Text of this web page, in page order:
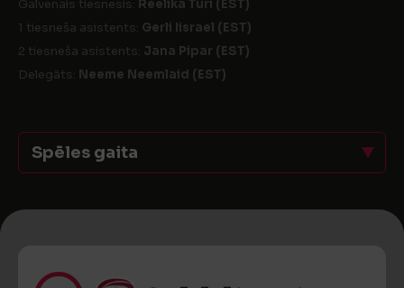
Galvenais tiesnesis: Reelika Turi (EST)
1 tiesneša asistents: Gerli Iisrael (EST)
2 tiesneša asistents: Jana Pipar (EST)
Delegāts: Neeme Neemlaid (EST)
Spēles gaita